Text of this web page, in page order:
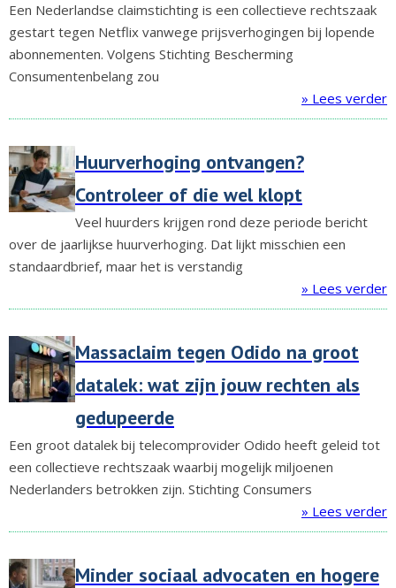
Een Nederlandse claimstichting is een collectieve rechtszaak
gestart tegen Netflix vanwege prijsverhogingen bij lopende
abonnementen. Volgens Stichting Bescherming
Consumentenbelang zou
» Lees verder
Huurverhoging ontvangen?
Controleer of die wel klopt
Veel huurders krijgen rond deze periode bericht
over de jaarlijkse huurverhoging. Dat lijkt misschien een
standaardbrief, maar het is verstandig
» Lees verder
Massaclaim tegen Odido na groot
datalek: wat zijn jouw rechten als
gedupeerde
Een groot datalek bij telecomprovider Odido heeft geleid tot
een collectieve rechtszaak waarbij mogelijk miljoenen
Nederlanders betrokken zijn. Stichting Consumers
» Lees verder
Minder sociaal advocaten en hogere